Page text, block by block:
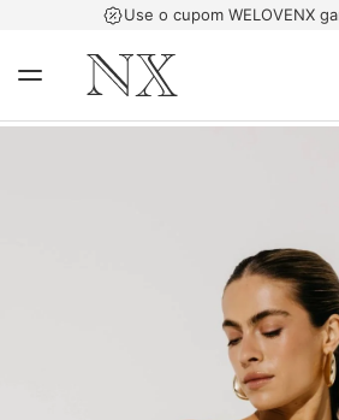
Use o cupom WELOVENX